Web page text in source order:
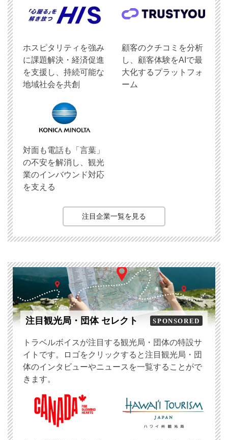
ホスピタリティを強み
に課題解決・経済促進
を支援し、持続可能な
地域社会を共創
顧客のクチコミを分析
し、顧客体験をAIで最
大化するプラットフォ
ーム
対面も電話も「言葉」
の不安を解消し、観光
業のインバウンド対応
を支える
注目企業一覧を見る
注目観光局・団体 セレクト SPONSORED
トラベルボイスが注目する観光局・団体の特設サ
イトです。ロゴをクリックすると注目観光局・団
体のインタビューやニュースを一覧することがで
きます。